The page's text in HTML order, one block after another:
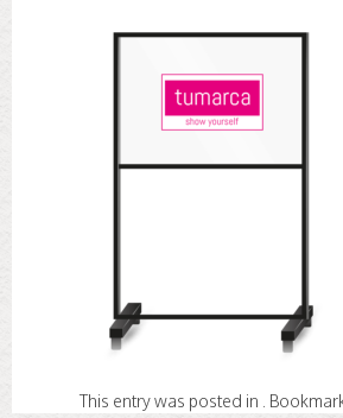
This entry was posted in .